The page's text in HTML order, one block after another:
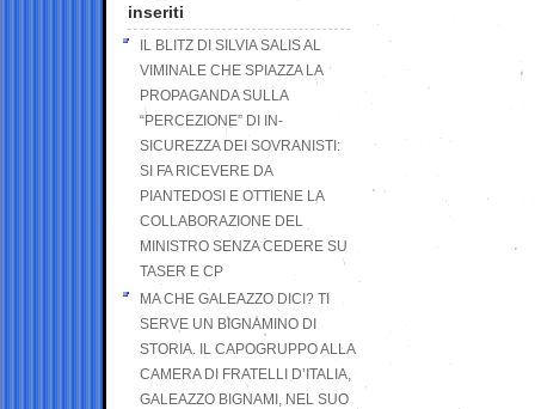
inseriti
IL BLITZ DI SILVIA SALIS AL
VIMINALE CHE SPIAZZA LA
PROPAGANDA SULLA
“PERCEZIONE” DI IN-
SICUREZZA DEI SOVRANISTI:
SI FA RICEVERE DA
PIANTEDOSI E OTTIENE LA
COLLABORAZIONE DEL
MINISTRO SENZA CEDERE SU
TASER E CP
MA CHE GALEAZZO DICI? TI
SERVE UN BIGNAMINO DI
STORIA. IL CAPOGRUPPO ALLA
CAMERA DI FRATELLI D’ITALIA,
GALEAZZO BIGNAMI, NEL SUO